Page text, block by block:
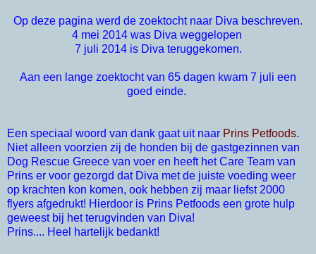
Op deze pagina werd de zoektocht naar Diva beschreven.
4 mei 2014 was Diva weggelopen
7 juli 2014 is Diva teruggekomen.
Aan een lange zoektocht van 65 dagen kwam 7 juli een
goed einde.
Een speciaal woord van dank gaat uit naar Prins Petfoods.
Niet alleen voorzien zij de honden bij de gastgezinnen van
Dog Rescue Greece van voer en heeft het Care Team van
Prins er voor gezorgd dat Diva met de juiste voeding weer
op krachten kon komen, ook hebben zij maar liefst 2000
flyers afgedrukt! Hierdoor is Prins Petfoods een grote hulp
geweest bij het terugvinden van Diva!
Prins.... Heel hartelijk bedankt!